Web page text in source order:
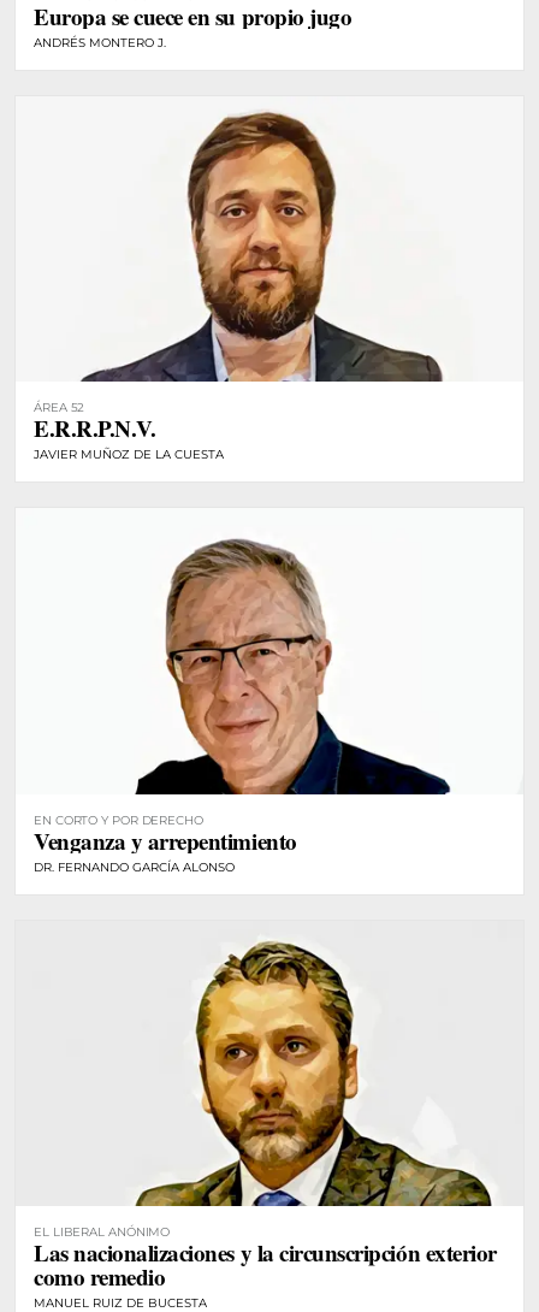
Europa se cuece en su propio jugo
ANDRÉS MONTERO J.
ÁREA 52
E.R.R.P.N.V.
JAVIER MUÑOZ DE LA CUESTA
EN CORTO Y POR DERECHO
Venganza y arrepentimiento
DR. FERNANDO GARCÍA ALONSO
EL LIBERAL ANÓNIMO
Las nacionalizaciones y la circunscripción exterior
como remedio
MANUEL RUIZ DE BUCESTA